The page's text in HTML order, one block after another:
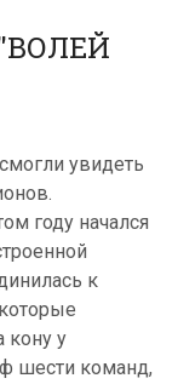
увидеть
году начался
к
кону у
шести команд,